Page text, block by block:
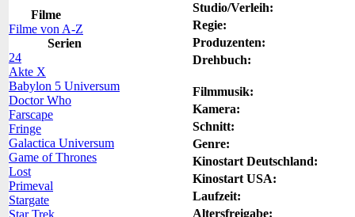
Filme
Filme von A-Z
Serien
24
Akte X
Babylon 5 Universum
Doctor Who
Farscape
Fringe
Galactica Universum
Game of Thrones
Lost
Primeval
Stargate
Star Trek
Studio/Verleih:
Regie:
Produzenten:
Drehbuch:
Filmmusik:
Kamera:
Schnitt:
Genre:
Kinostart Deutschland:
Kinostart USA:
Laufzeit:
Altersfreigabe: